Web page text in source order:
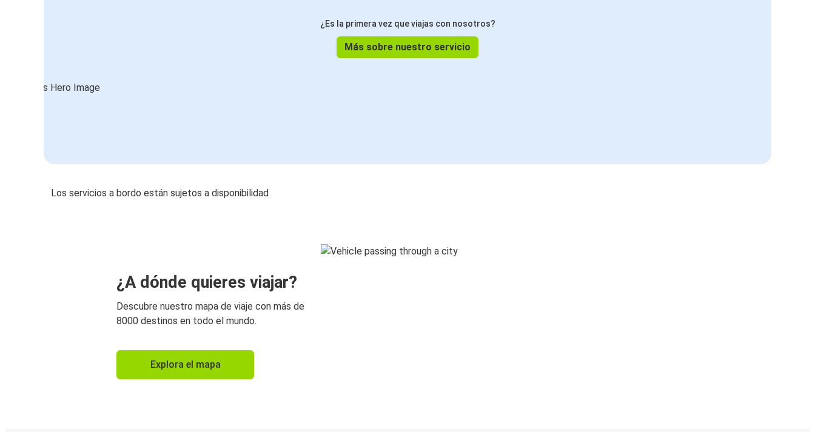
¿Es la primera vez que viajas con nosotros?
Más sobre nuestro servicio
Los servicios a bordo están sujetos a disponibilidad
¿A dónde quieres viajar?
Descubre nuestro mapa de viaje con más de
8000 destinos en todo el mundo.
Explora el mapa